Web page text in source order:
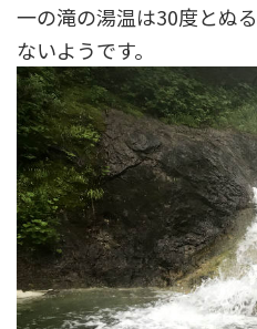
一の滝の湯温は30度とぬ
ないようです。